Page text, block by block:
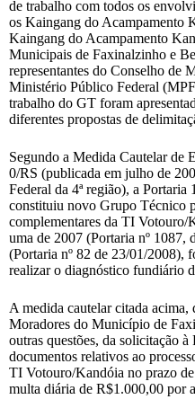
de trabalho com todos os
os Kaingang do Acampamento
Kaingang do Acampamento
Municipais de Faxinalzinho e
representantes do Conselho de
Ministério Público Federal
trabalho do GT foram
diferentes propostas de
Segundo a Medida Cautelar de
0/RS (publicada em julho de
Federal da 4ª região), a
constituiu novo Grupo Técnico
complementares da TI Votouro/
uma de 2007 (Portaria nº 1087,
(Portaria nº 82 de 23/01/2008),
realizar o diagnóstico fundiário
A medida cautelar citada acima,
Moradores do Município de
outras questões, da solicitação
documentos relativos ao
TI Votouro/Kandóia no prazo
multa diária de R$1.000,00 por